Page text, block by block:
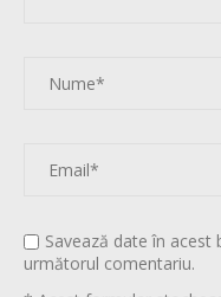
Savează date în
următorul comentariu.